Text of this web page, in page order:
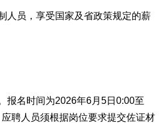
人员，享受国家及省政策规定的薪
报名时间为2026年6月5日0:00至
聘人员须根据岗位要求提交佐证材